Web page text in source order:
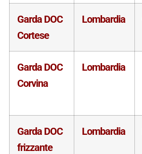
Garda DOC
Cortese
Lombardia
Garda DOC
Corvina
Lombardia
Garda DOC
frizzante
Lombardia